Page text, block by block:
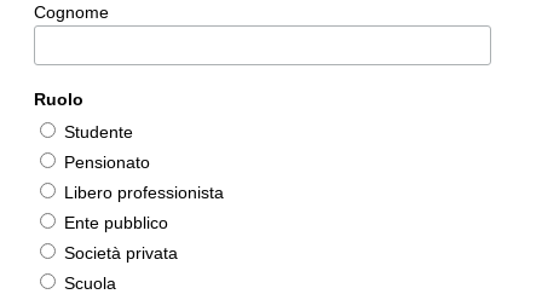
Cognome
Ruolo
Studente
Pensionato
Libero professionista
Ente pubblico
Società privata
Scuola